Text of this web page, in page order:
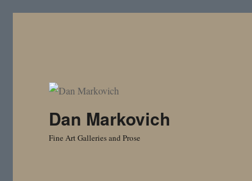
Dan Markovich
Fine Art Galleries and Prose